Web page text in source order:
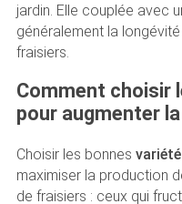
jardin. Elle couplée avec
généralement la
fraisiers.
Comment choisir
pour augmenter
Choisir les bonnes
maximiser la production
de fraisiers : ceux qui